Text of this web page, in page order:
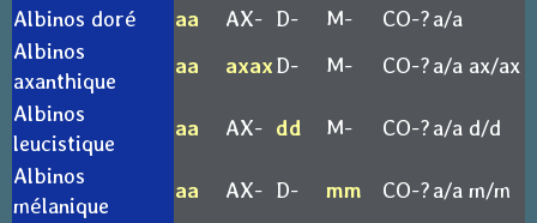
Albinos doré
aa AX- D- M- CO-?a/a
Albinos
axanthique
aa axaxD- M- CO-?a/a ax/ax
Albinos
leucistique
aa AX- dd M- CO-?a/a d/d
Albinos
mélanique
aa AX- D- mm CO-?a/a m/m